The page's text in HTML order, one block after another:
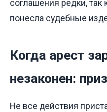
соглашения редки, так
понесла судебные
Когда арест
незаконен:
Не все действия